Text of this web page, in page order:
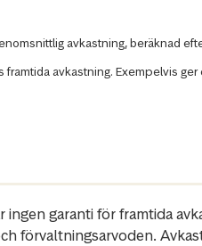
avkastning, beräknad
avkastning. Exempelvis
ingen garanti för framtida
förvaltningsarvoden.